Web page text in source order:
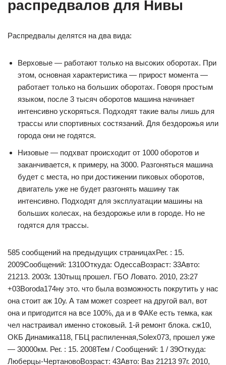
распредвалов для Нивы
Распредвалы делятся на два вида:
Верховые — работают только на высоких оборотах. При
этом, основная характеристика — прирост момента —
работает только на больших оборотах. Говоря простым
языком, после 3 тысяч оборотов машина начинает
интенсивно ускоряться. Подходят такие валы лишь для
трассы или спортивных состязаний. Для бездорожья или
города они не годятся.
Низовые — подхват происходит от 1000 оборотов и
заканчивается, к примеру, на 3000. Разгоняться машина
будет с места, но при достижении пиковых оборотов,
двигатель уже не будет разгонять машину так
интенсивно. Подходят для эксплуатации машины на
больших колесах, на бездорожье или в городе. Но не
годятся для трассы.
585 сообщений на предыдущих страницахРег. : 15.
2009Сообщений: 1310Откуда: ОдессаВозраст: 33Авто:
21213. 2003г. 130тыщ прошел. ГБО Ловато. 2010, 23:27
+03Boroda174ну это. что была возможность покрутить у нас
она стоит аж 10у. А там может созреет на другой вал, вот
она и пригодится на все 100%, да и в ФАКе есть темка, как
чел настраивал именно стоковый. 1-й ремонт блока. сж10,
ОКБ Динамика118, ГБЦ распиленная,Solex073, прошел уже
— 30000км. Рег. : 15. 2008Тем / Сообщений: 1 / 39Откуда:
Люберцы-ЧертановоВозраст: 43Авто: Ваз 21213 97г. 2010,